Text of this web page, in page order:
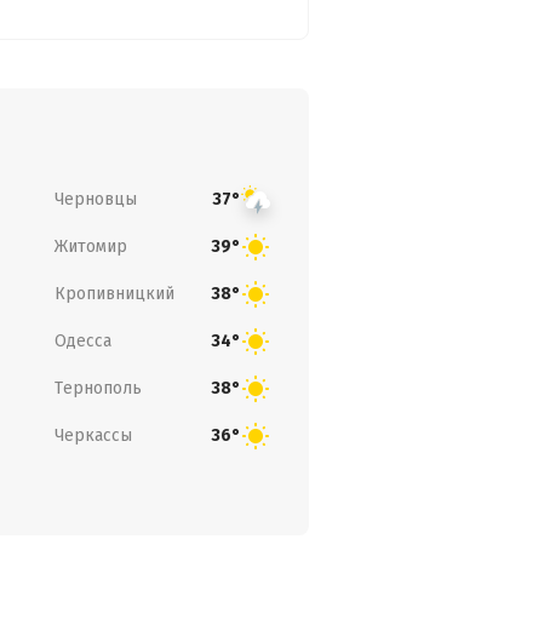
Черновцы 37°
Житомир 39°
Кропивницкий 38°
Одесса 34°
Тернополь 38°
Черкассы 36°